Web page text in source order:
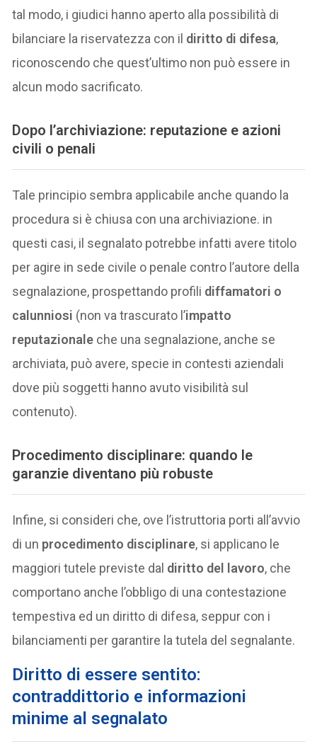
tal modo, i giudici hanno aperto alla possibilità di
bilanciare la riservatezza con il diritto di difesa,
riconoscendo che quest’ultimo non può essere in
alcun modo sacrificato.
Dopo l’archiviazione: reputazione e azioni
civili o penali
Tale principio sembra applicabile anche quando la
procedura si è chiusa con una archiviazione. in
questi casi, il segnalato potrebbe infatti avere titolo
per agire in sede civile o penale contro l’autore della
segnalazione, prospettando profili diffamatori o
calunniosi (non va trascurato l’impatto
reputazionale che una segnalazione, anche se
archiviata, può avere, specie in contesti aziendali
dove più soggetti hanno avuto visibilità sul
contenuto).
Procedimento disciplinare: quando le
garanzie diventano più robuste
Infine, si consideri che, ove l’istruttoria porti all’avvio
di un procedimento disciplinare, si applicano le
maggiori tutele previste dal diritto del lavoro, che
comportano anche l’obbligo di una contestazione
tempestiva ed un diritto di difesa, seppur con i
bilanciamenti per garantire la tutela del segnalante.
Diritto di essere sentito:
contraddittorio e informazioni
minime al segnalato